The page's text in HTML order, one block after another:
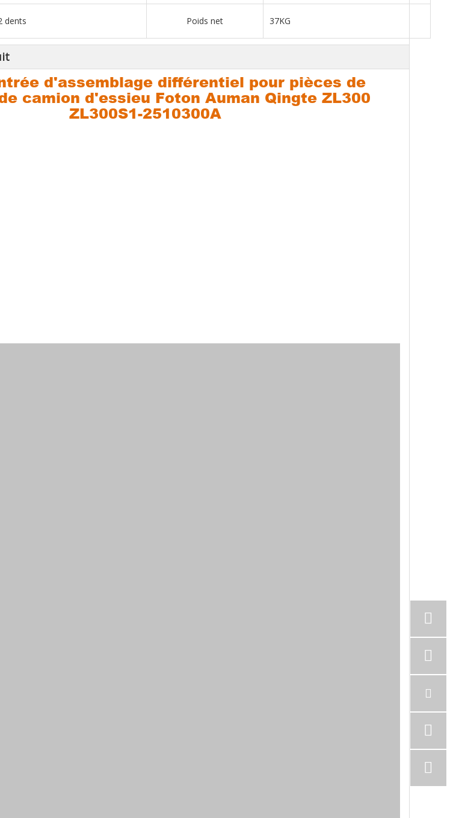
dents Poids net 37KG
d'assemblage différentiel pour pièces de
camion d'essieu Foton Auman Qingte ZL300
ZL300S1-2510300A